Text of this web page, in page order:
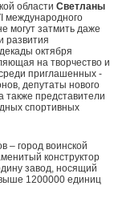
области Светланы
международного
могут затмить даже
развития
октября
на творчество и
приглашенных -
депутаты нового
представители
спортивных
– город воинской
конструктор
завод, носящий
1200000 единиц